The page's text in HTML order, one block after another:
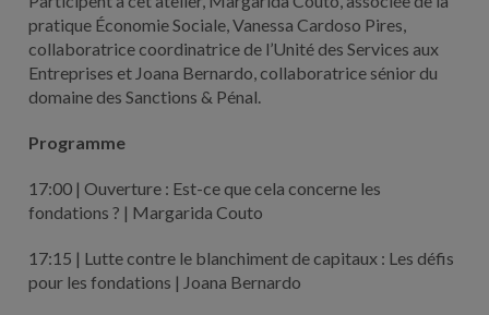
pratique Économie Sociale, Vanessa Cardoso Pires,
collaboratrice coordinatrice de l’Unité des Services aux
Entreprises et Joana Bernardo, collaboratrice sénior du
domaine des Sanctions & Pénal.
Programme
17:00 | Ouverture : Est-ce que cela concerne les
fondations ? | Margarida Couto
17:15 | Lutte contre le blanchiment de capitaux : Les défis
pour les fondations | Joana Bernardo